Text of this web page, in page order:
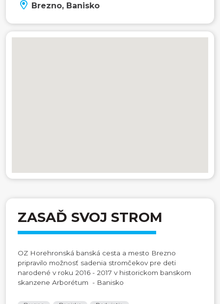
Brezno, Banisko
ZASAĎ SVOJ STROM
OZ Horehronská banská cesta a mesto Brezno
pripravilo možnosť sadenia stromčekov pre deti
narodené v roku 2016 - 2017 v historickom banskom
skanzene Arborétum - Banisko